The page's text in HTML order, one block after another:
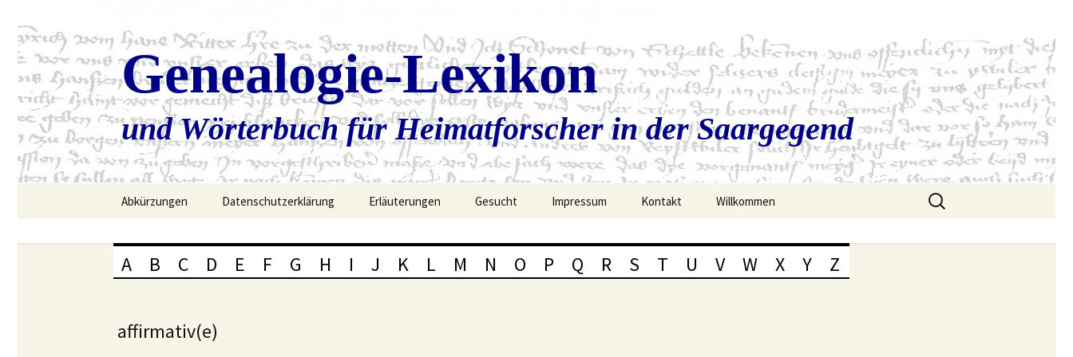
Genealogie-Lexikon
und Wörterbuch für Heimatforscher in der Saargegend
Abkürzungen Datenschutzerklärung Erläuterungen Gesucht Impressum Kontakt Willkommen
Suchen
nach:
A B C D E F G H I J K L M N O P Q R S T U V W X Y Z
affirmativ(e)